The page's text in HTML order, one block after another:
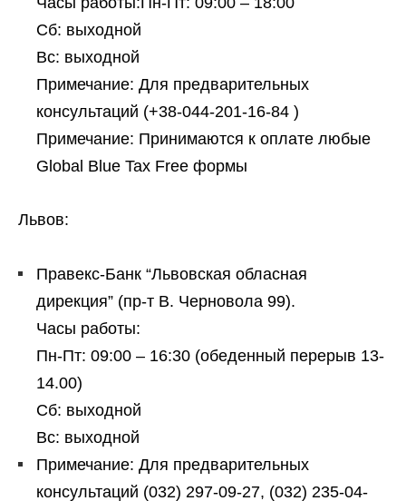
Сб: выходной
Вс: выходной
Примечание: Для предварительных
консультаций (+38-044-201-16-84 )
Примечание: Принимаются к оплате любые
Global Blue Tax Free формы
Львов:
Правекс-Банк “Львовская обласная
дирекция” (пр-т В. Черновола 99).
Часы работы:
Пн-Пт: 09:00 – 16:30 (обеденный перерыв 13-
14.00)
Сб: выходной
Вс: выходной
Примечание: Для предварительных
консультаций (032) 297-09-27, (032) 235-04-